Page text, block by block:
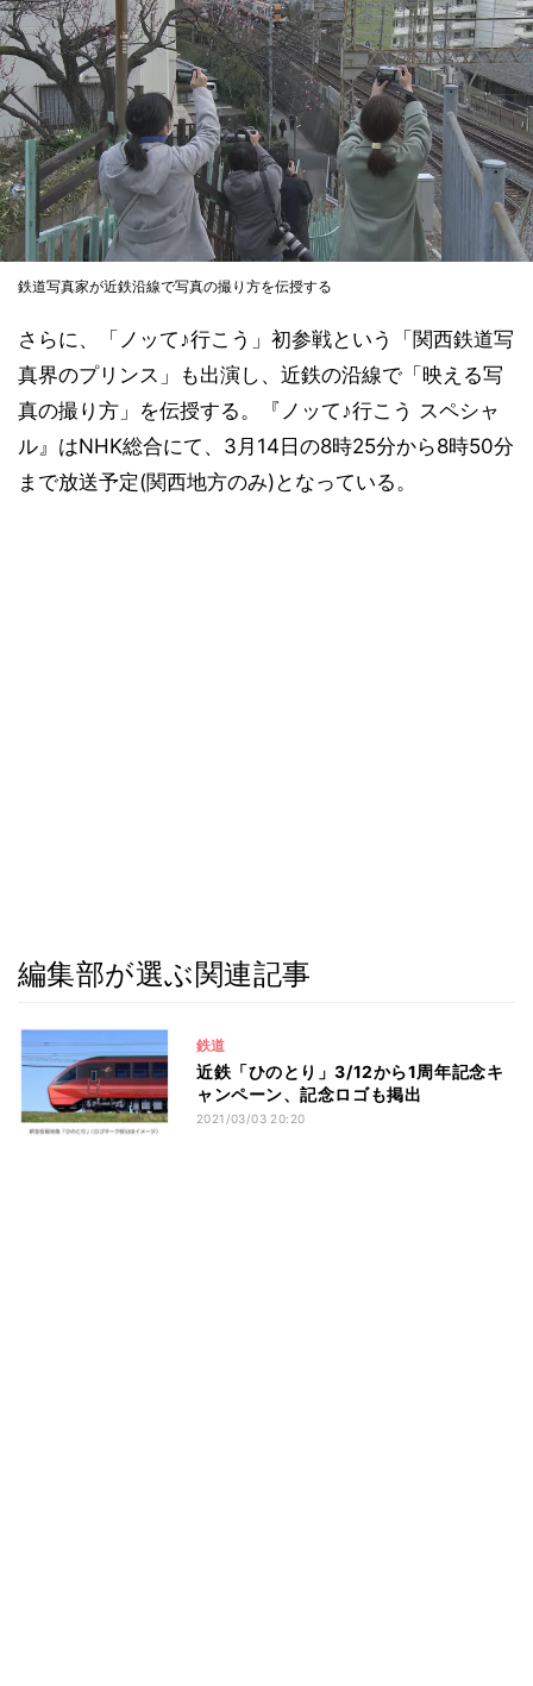
鉄道写真家が近鉄沿線で写真の撮り方を伝授する
さらに、「ノッて♪行こう」初参戦という「関西鉄道写
真界のプリンス」も出演し、近鉄の沿線で「映える写
真の撮り方」を伝授する。『ノッて♪行こう スペシャ
ル』はNHK総合にて、3月14日の8時25分から8時50分
まで放送予定(関西地方のみ)となっている。
編集部が選ぶ関連記事
鉄道
近鉄「ひのとり」3/12から1周年記念キ
ャンペーン、記念ロゴも掲出
2021/03/03 20:20